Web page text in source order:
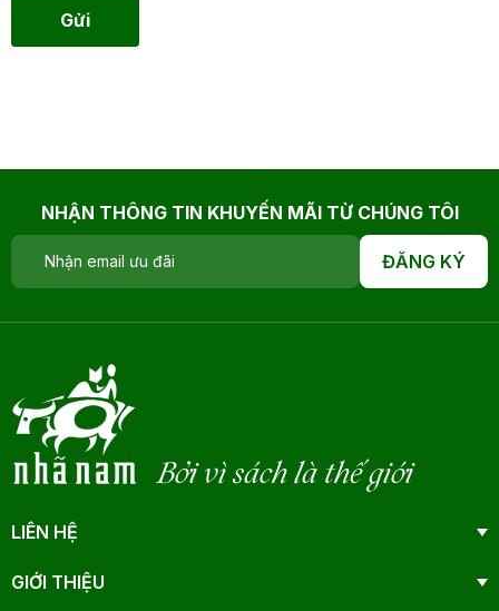
Gửi
NHẬN THÔNG TIN KHUYẾN MÃI TỪ CHÚNG TÔI
ĐĂNG KÝ
Bởi vì sách là thế giới
LIÊN HỆ
GIỚI THIỆU